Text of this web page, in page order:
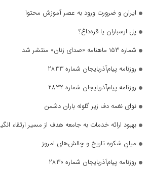
ایران و ضرورت ورود به عصر آموزش محتوا
پل ارسباران یا قره‌داغ؟
شماره ۱۵۳ ماهنامه «صدای زنان» منتشر شد
روزنامه پیام‌آذربایجان شماره 2833
روزنامه پیام‌آذربایجان شماره 2832
نوای نغمه دف زیر گلوله باران دشمن
بهبود ارائه خدمات به جامعه هدف از مسیر ارتقاء
میانِ شکوهِ تاریخ و چالش‌های امروز
روزنامه پیام‌آذربایجان شماره 2830